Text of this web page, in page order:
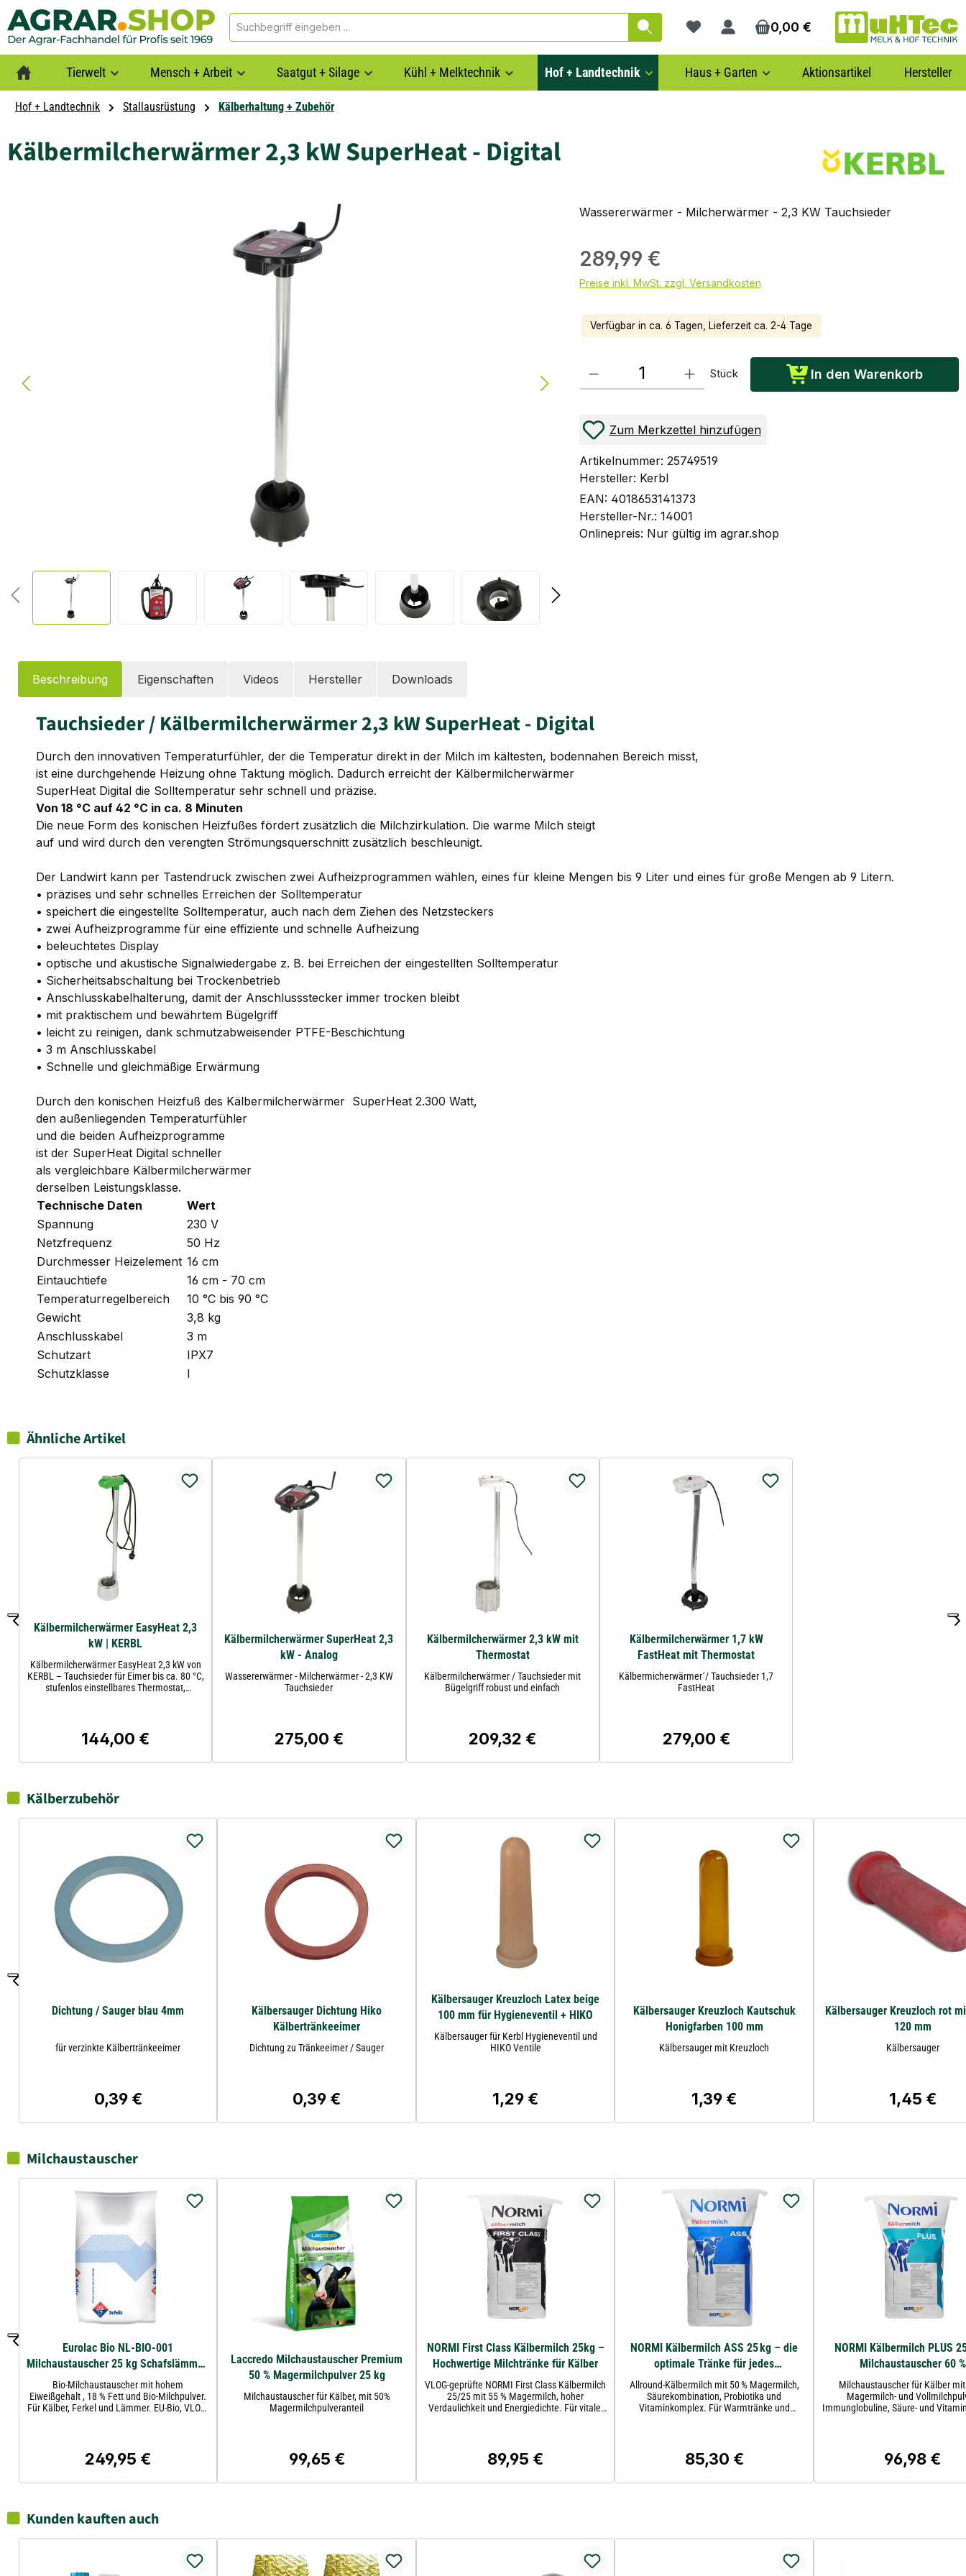
Zur Hauptnavigation springen
Du hast 0 Produkte auf dem Merkzettel
0,00 €
Tierwelt Mensch + Arbeit Saatgut + Silage Kühl + Melktechnik Hof + Landtechnik Haus + Garten Aktionsartikel Hersteller
Hof + Landtechnik Stallausrüstung Kälberhaltung + Zubehör
Kälbermilcherwärmer 2,3 kW SuperHeat - Digital
Wassererwärmer - Milcherwärmer - 2,3 KW Tauchsieder
289,99 €
Preise inkl. MwSt. zzgl. Versandkosten
Verfügbar in ca. 6 Tagen, Lieferzeit ca. 2-4 Tage
Produkt Anzahl: Gib den gewünschten Wert ein oder benutze die Schaltflächen um die
Stück In den Warenkorb
Zum Merkzettel hinzufügen
Artikelnummer: 25749519
Hersteller: Kerbl
EAN: 4018653141373
Hersteller-Nr.: 14001
Onlinepreis: Nur gültig im agrar.shop
Beschreibung Eigenschaften Videos Hersteller Downloads
Tauchsieder / Kälbermilcherwärmer 2,3 kW SuperHeat - Digital
Durch den innovativen Temperaturfühler, der die Temperatur direkt in der Milch im kältesten, bodennahen Bereich misst,
ist eine durchgehende Heizung ohne Taktung möglich. Dadurch erreicht der Kälbermilcherwärmer
SuperHeat Digital die Solltemperatur sehr schnell und präzise.
Von 18 °C auf 42 °C in ca. 8 Minuten
Die neue Form des konischen Heizfußes fördert zusätzlich die Milchzirkulation. Die warme Milch steigt
auf und wird durch den verengten Strömungsquerschnitt zusätzlich beschleunigt.
Der Landwirt kann per Tastendruck zwischen zwei Aufheizprogrammen wählen, eines für kleine Mengen bis 9 Liter und eines für große Mengen ab 9 Litern.
• präzises und sehr schnelles Erreichen der Solltemperatur
• speichert die eingestellte Solltemperatur, auch nach dem Ziehen des Netzsteckers
• zwei Aufheizprogramme für eine effiziente und schnelle Aufheizung
• beleuchtetes Display
• optische und akustische Signalwiedergabe z. B. bei Erreichen der eingestellten Solltemperatur
• Sicherheitsabschaltung bei Trockenbetrieb
• Anschlusskabelhalterung, damit der Anschlussstecker immer trocken bleibt
• mit praktischem und bewährtem Bügelgriff
• leicht zu reinigen, dank schmutzabweisender PTFE-Beschichtung
• 3 m Anschlusskabel
• Schnelle und gleichmäßige Erwärmung
Durch den konischen Heizfuß des Kälbermilcherwärmer SuperHeat 2.300 Watt,
den außenliegenden Temperaturfühler
und die beiden Aufheizprogramme
ist der SuperHeat Digital schneller
als vergleichbare Kälbermilcherwärmer
derselben Leistungsklasse.
Technische Daten
Wert
Spannung
230 V
Netzfrequenz
50 Hz
Durchmesser Heizelement 16 cm
Eintauchtiefe
16 cm - 70 cm
Temperaturregelbereich
10 °C bis 90 °C
Gewicht
3,8 kg
Anschlusskabel
3 m
Schutzart
IPX7
Schutzklasse
I
Ähnliche Artikel
Kälbermilcherwärmer EasyHeat 2,3
kW | KERBL
Kälbermilcherwärmer EasyHeat 2,3 kW von
KERBL – Tauchsieder für Eimer bis ca. 80 °C,
stufenlos einstellbares Thermostat,
Regulärer Preis:
144,00 €
Kälbermilcherwärmer SuperHeat 2,3
kW - Analog
Wassererwärmer - Milcherwärmer - 2,3 KW
Tauchsieder
Regulärer Preis:
275,00 €
Kälbermilcherwärmer 2,3 kW mit
Thermostat
Kälbermilcherwärmer / Tauchsieder mit
Bügelgriff robust und einfach
Regulärer Preis:
209,32 €
Kälbermilcherwärmer 1,7 kW
FastHeat mit Thermostat
Kälbermicherwärmer´/ Tauchsieder 1,7
FastHeat
Regulärer Preis:
279,00 €
Kälberzubehör
Dichtung / Sauger blau 4mm
für verzinkte Kälbertränkeeimer
Regulärer Preis:
0,39 €
Kälbersauger Dichtung Hiko
Kälbertränkeeimer
Dichtung zu Tränkeeimer / Sauger
Regulärer Preis:
0,39 €
Kälbersauger Kreuzloch Latex beige
100 mm für Hygieneventil + HIKO
Kälbersauger für Kerbl Hygieneventil und
HIKO Ventile
Regulärer Preis:
1,29 €
Kälbersauger Kreuzloch Kautschuk
Honigfarben 100 mm
Kälbersauger mit Kreuzloch
Regulärer Preis:
1,39 €
Kälbersauger Kreuzloch rot
120 mm
Kälbersauger
Regulärer
1,45 €
Milchaustauscher
Eurolac Bio NL-BIO-001
Milchaustauscher 25 kg Schafslämmer,
Kälber, Ferkel und Ziegenlämmer
Bio-Milchaustauscher mit hohem
Eiweißgehalt , 18 % Fett und Bio-Milchpulver.
Für Kälber, Ferkel und Lämmer. EU-Bio, VLOG-
Regulärer Preis:
249,95 €
Laccredo Milchaustauscher Premium
50 % Magermilchpulver 25 kg
Milchaustauscher für Kälber, mit 50%
Magermilchpulveranteil
Regulärer Preis:
99,65 €
NORMI First Class Kälbermilch 25kg –
Hochwertige Milchtränke für Kälber
VLOG-geprüfte NORMI First Class Kälbermilch
25/25 mit 55 % Magermilch, hoher
Verdaulichkeit und Energiedichte. Für vitale,
Regulärer Preis:
89,95 €
NORMI Kälbermilch ASS 25 kg – die
optimale Tränke für jedes
Aufzuchtverfahren
Allround-Kälbermilch mit 50 % Magermilch,
Säurekombination, Probiotika und
Vitaminkomplex. Für Warmtränke und
Regulärer Preis:
85,30 €
NORMI Kälbermilch PLUS
Milchaustauscher 60 %
Magermilchpulver
Milchaustauscher für Kälber mit
Magermilch- und
Immunglobuline, Säure- und
Regulärer
96,98 €
Kunden kauften auch